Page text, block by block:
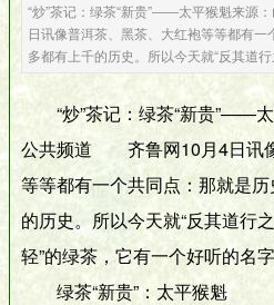
“炒”茶记：绿茶“新贵”――太平猴魁来源
日讯像普洱茶、黑茶、大红袍等等都有
多都有上千的历史。所以今天就“反其道
“炒”茶记：绿茶“新贵”――
公共频道 齐鲁网10月4日讯
等等都有一个共同点：那就是
的历史。所以今天就“反其道行
轻”的绿茶，它有一个好听的名
绿茶“新贵”：太平猴魁